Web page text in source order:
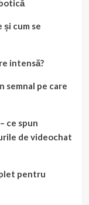
cum se
intensă?
semnal pe care
ce spun
de videochat
pentru